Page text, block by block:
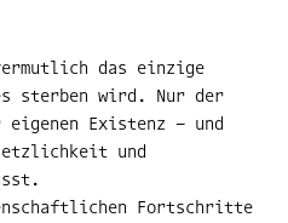
das einzige
sterben wird. Nur der
Existenz – und
und
Fortschritte